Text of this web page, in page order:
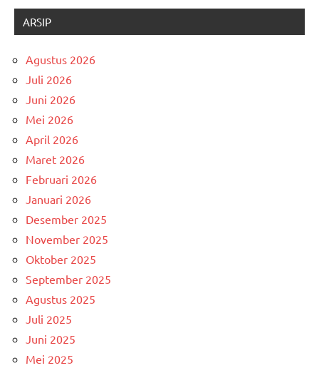
ARSIP
Agustus 2026
Juli 2026
Juni 2026
Mei 2026
April 2026
Maret 2026
Februari 2026
Januari 2026
Desember 2025
November 2025
Oktober 2025
September 2025
Agustus 2025
Juli 2025
Juni 2025
Mei 2025